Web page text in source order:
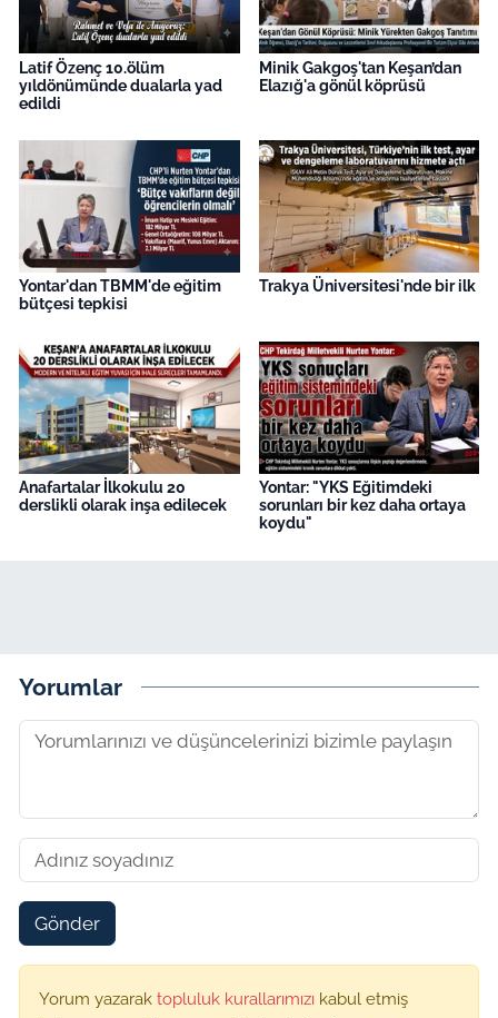
Latif Özenç 10.ölüm
yıldönümünde dualarla yad
edildi
Minik Gakgoş'tan Keşan’dan
Elazığ'a gönül köprüsü
Yontar'dan TBMM'de eğitim
bütçesi tepkisi
Trakya Üniversitesi'nde bir ilk
Anafartalar İlkokulu 20
derslikli olarak inşa edilecek
Yontar: "YKS Eğitimdeki
sorunları bir kez daha ortaya
koydu"
Yorumlar
Gönder
Yorum yazarak topluluk kurallarımızı kabul etmiş